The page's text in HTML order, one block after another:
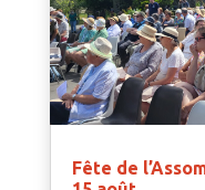
Fête de